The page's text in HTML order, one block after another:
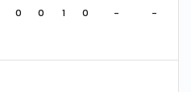
0 0 1 0 - -